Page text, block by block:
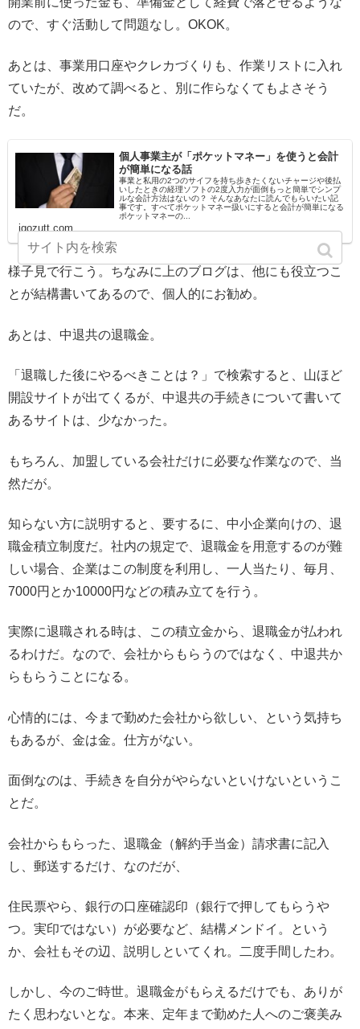
ので、すぐ活動して問題なし。OKOK。
あとは、事業用口座やクレカづくりも、作業リストに入れ
ていたが、改めて調べると、別に作らなくてもよさそう
だ。
個人事業主が「ポケットマネー」を使うと会計
が簡単になる話
事業と私用の2つのサイフを持ち歩きたくないチャージや後払
いしたときの経理ソフトの2度入力が面倒もっと簡単でシンプ
ルな会計方法はないの？ そんなあなたに読んでもらいたい記
事です。すべてポケットマネー扱いにすると会計が簡単になる
ポケットマネーの...
igozutt.com
様子見で行こう。ちなみに上のブログは、他にも役立つこ
とが結構書いてあるので、個人的にお勧め。
あとは、中退共の退職金。
「退職した後にやるべきことは？」で検索すると、山ほど
開設サイトが出てくるが、中退共の手続きについて書いて
あるサイトは、少なかった。
もちろん、加盟している会社だけに必要な作業なので、当
然だが。
知らない方に説明すると、要するに、中小企業向けの、退
職金積立制度だ。社内の規定で、退職金を用意するのが難
しい場合、企業はこの制度を利用し、一人当たり、毎月、
7000円とか10000円などの積み立てを行う。
実際に退職される時は、この積立金から、退職金が払われ
るわけだ。なので、会社からもらうのではなく、中退共か
らもらうことになる。
心情的には、今まで勤めた会社から欲しい、という気持ち
もあるが、金は金。仕方がない。
面倒なのは、手続きを自分がやらないといけないというこ
とだ。
会社からもらった、退職金（解約手当金）請求書に記入
し、郵送するだけ、なのだが、
住民票やら、銀行の口座確認印（銀行で押してもらうや
つ。実印ではない）が必要など、結構メンドイ。という
か、会社もその辺、説明しといてくれ。二度手間したわ。
しかし、今のご時世。退職金がもらえるだけでも、ありが
たく思わないとな。本来、定年まで勤めた人へのご褒美み